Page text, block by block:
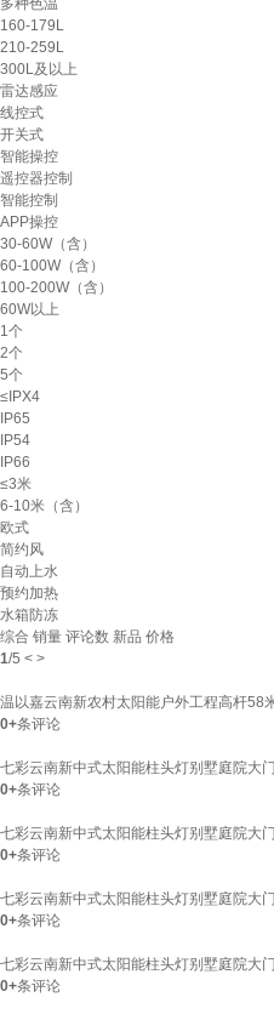
多种色温
160-179L
210-259L
300L及以上
雷达感应
线控式
开关式
智能操控
遥控器控制
智能控制
APP操控
30-60W（含）
60-100W（含）
100-200W（含）
60W以上
1个
2个
5个
≤IPX4
IP65
IP54
IP66
≤3米
6-10米（含）
欧式
简约风
自动上水
预约加热
水箱防冻
综合 销量 评论数 新品 价格
1/5 < >
温以嘉云南新农村太阳能户外工程高杆58
0+条评论
七彩云南新中式太阳能柱头灯别墅庭院大
0+条评论
七彩云南新中式太阳能柱头灯别墅庭院大
0+条评论
七彩云南新中式太阳能柱头灯别墅庭院大
0+条评论
七彩云南新中式太阳能柱头灯别墅庭院大
0+条评论